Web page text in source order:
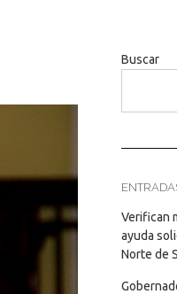
Buscar
Verifican
ayuda
Norte de